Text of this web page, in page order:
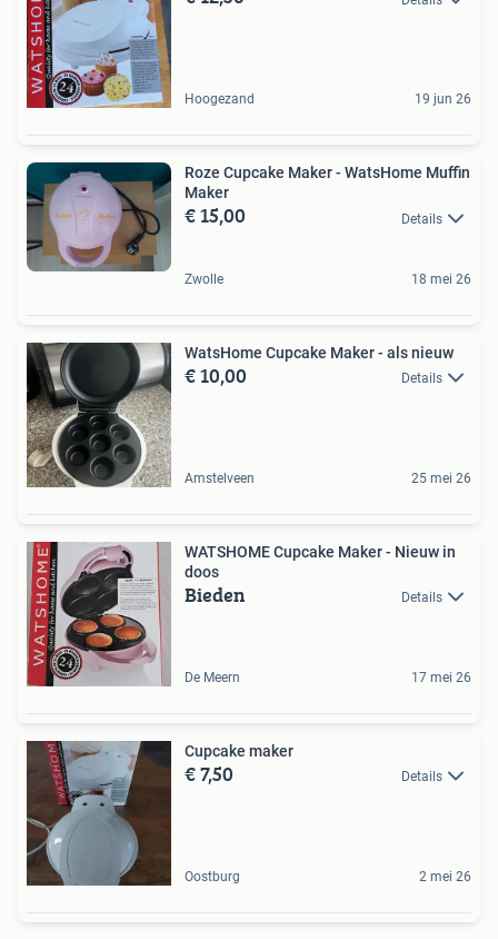
Hoogezand 19 jun 26
Roze Cupcake Maker - WatsHome Muffin
Maker
€ 15,00 Details
Zwolle 18 mei 26
WatsHome Cupcake Maker - als nieuw
€ 10,00 Details
Amstelveen 25 mei 26
WATSHOME Cupcake Maker - Nieuw in
doos
Bieden Details
De Meern 17 mei 26
Cupcake maker
€ 7,50 Details
Oostburg 2 mei 26